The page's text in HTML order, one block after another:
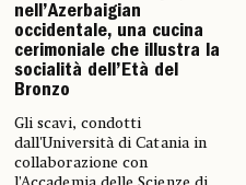
nell’Azerbaigian
occidentale, una cucina
cerimoniale che illustra la
socialità dell’Età del
Bronzo
Gli scavi, condotti
dall'Università di Catania in
collaborazione con